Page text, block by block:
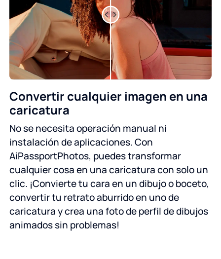
Convertir cualquier imagen en una
caricatura
No se necesita operación manual ni
instalación de aplicaciones. Con
AiPassportPhotos, puedes transformar
cualquier cosa en una caricatura con solo un
clic. ¡Convierte tu cara en un dibujo o boceto,
convertir tu retrato aburrido en uno de
caricatura y crea una foto de perfil de dibujos
animados sin problemas!